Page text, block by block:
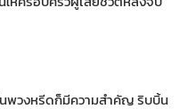
พวงหรีดก็มีความสำคัญ ริบบิ้น